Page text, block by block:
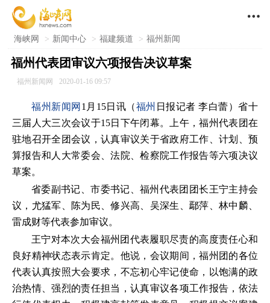

海峡网 > 新闻中心 > 福建频道 > 福州新闻
福州代表团审议六项报告决议草案
福州新闻网 2020-01-16 09:57
福州新闻网 1月15日讯（福州 日报记者 李白蕾）省十
三届人大三次会议于15日下午闭幕。上午，福州代表团在
驻地召开全团会议，认真审议关于省政府工作、计划、预
算报告和人大常委会、法院、检察院工作报告等六项决议
草案。
省委副书记、市委书记、福州代表团团长王宁主持会
议，尤猛军、陈为民、修兴高、吴深生、鄢萍、林中麟、
雷成财等代表参加审议。
王宁对本次大会福州团代表履职尽责的高度责任心和
良好精神状态表示肯定。他说，会议期间，福州团的各位
代表认真按照大会要求，不忘初心牢记使命，以饱满的政
治热情、强烈的责任担当，认真审议各项工作报告，依法